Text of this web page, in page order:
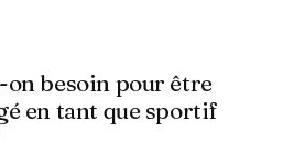
besoin pour être
en tant que sportif